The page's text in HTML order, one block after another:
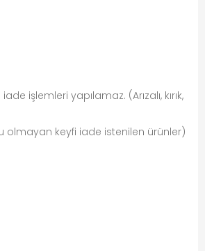
işlemleri yapılamaz. (Arızalı, kırık,
olmayan keyfi iade istenilen ürünler)